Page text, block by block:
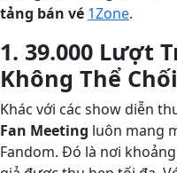
tảng bán vé 1Zone.
1. 39.000 Lượt
Không Thể
Khác với các show diễn
Fan Meeting luôn mang
Fandom. Đó là nơi